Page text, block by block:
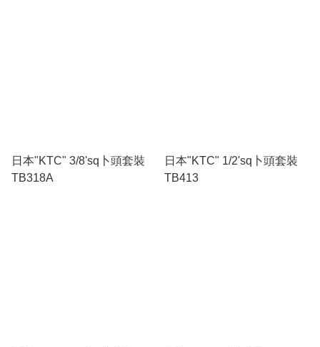
日本"KTC" 3/8'sq卜頭套裝
TB318A
日本"KTC" 1/2'sq卜頭套裝
TB413